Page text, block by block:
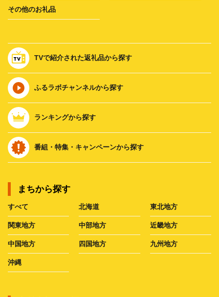
その他のお礼品
TVで紹介された返礼品から探す
ふるラボチャンネルから探す
ランキングから探す
番組・特集・キャンペーンから探す
まちから探す
すべて 北海道 東北地方
関東地方 中部地方 近畿地方
中国地方 四国地方 九州地方
沖縄